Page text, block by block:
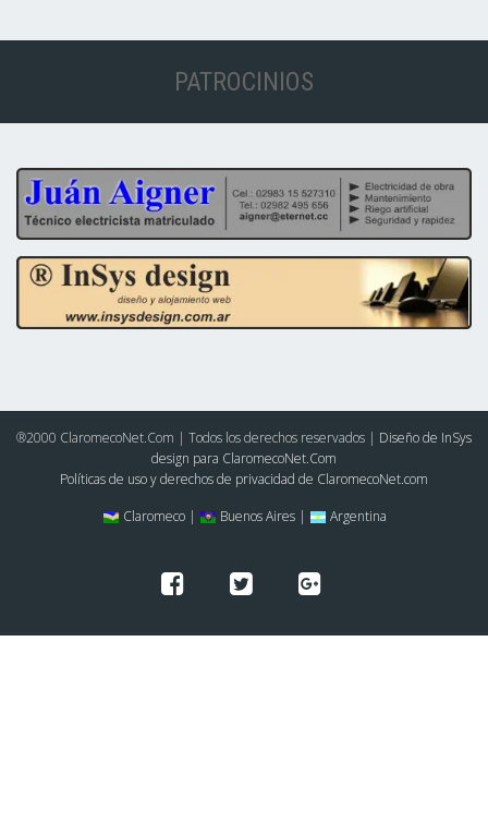
PATROCINIOS
®2000 ClaromecoNet.Com | Todos los derechos reservados | Diseño de InSys
design para ClaromecoNet.Com
Políticas de uso y derechos de privacidad de ClaromecoNet.com
Claromeco |
Buenos Aires | Argentina